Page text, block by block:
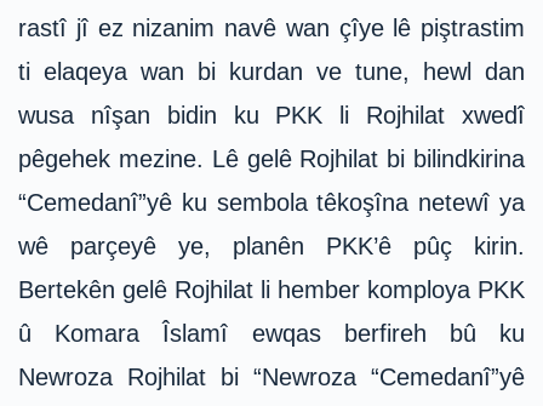
rastî jî ez nizanim navê wan çîye lê piştrastim
ti elaqeya wan bi kurdan ve tune, hewl dan
wusa nîşan bidin ku PKK li Rojhilat xwedî
pêgehek mezine. Lê gelê Rojhilat bi bilindkirina
“Cemedanî”yê ku sembola têkoşîna netewî ya
wê parçeyê ye, planên PKK’ê pûç kirin.
Bertekên gelê Rojhilat li hember komploya PKK
û Komara Îslamî ewqas berfireh bû ku
Newroza Rojhilat bi “Newroza “Cemedanî”yê